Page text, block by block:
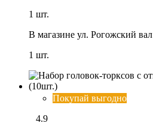
1 шт.
В магазине ул. Рогожский вал
1 шт.
Покупай выгодно
4.9